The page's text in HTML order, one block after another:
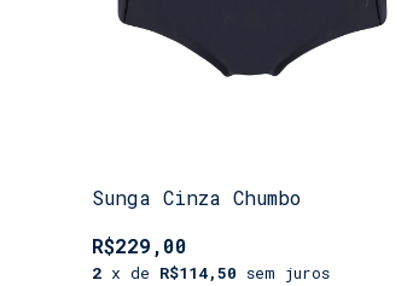
Sunga Cinza Chumbo
R$229,00
2 x de R$114,50 sem juros